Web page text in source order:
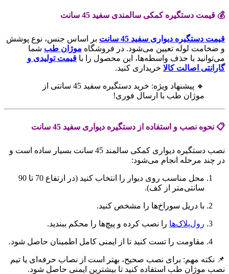
💰 قیمت دستگیره کمکی سالمندی سفید 45 سانت
قیمت دستگیره دیواری سفید 45 سانت
بر اساس جنس، نوع پوشش
و ضخامت لوله تعیین می‌شود. در فروشگاه موژان طب شما
می‌توانید با حذف واسطه‌ها، این محصول را با قیمت تولیدی و
گارانتی اصالت کالا خریداری کنید.
🔸 پیشنهاد ویژه: خرید دستگیره سفید 45 سانتی از
موژان طب با ارسال فوری!
📋 نحوه نصب و استفاده از دستگیره دیواری سفید 45 سانت
نصب دستگیره دیواری کمکی سالمند 45 سانت بسیار ساده است و
در چند مرحله انجام می‌شود:
محل مناسب روی دیوار را انتخاب کنید (در ارتفاع 70 تا 90
سانتی‌متر از کف).
با دریل سوراخ‌ها را مشخص کنید.
رول‌پلاک‌ها را نصب کرده و پیچ‌ها را محکم ببندید.
مقاومت را تست کنید تا از ایمنی کامل اطمینان حاصل شود.
📌 نکته مهم: برای نصب صحیح، بهتر است از نصاب حرفه‌ای یا تیم
نصب موژان طب استفاده کنید تا بیشترین ایمنی حاصل شود.